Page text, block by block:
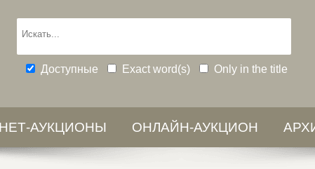
Доступные Exact word(s) Only in the title
АУКЦИОНЫ ОНЛАЙН-АУКЦИОН